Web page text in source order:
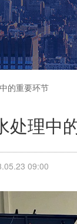
的重要环节
处理中
09:00